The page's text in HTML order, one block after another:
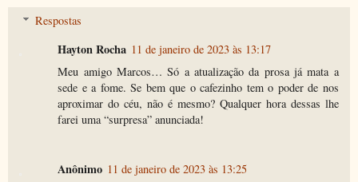
Respostas
Hayton Rocha 11 de janeiro de 2023 às 13:17
Meu amigo Marcos… Só a atualização da prosa já mata a
sede e a fome. Se bem que o cafezinho tem o poder de nos
aproximar do céu, não é mesmo? Qualquer hora dessas lhe
farei uma “surpresa” anunciada!
Anônimo 11 de janeiro de 2023 às 13:25